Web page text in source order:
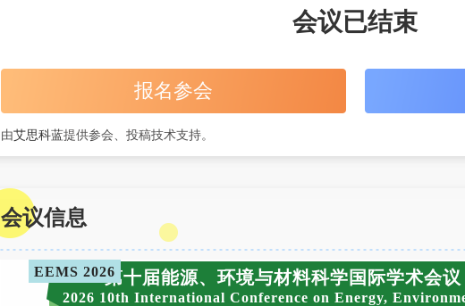
会议已结束
报名参会
由艾思科蓝提供参会、投稿技术支持。
会议信息
EEMS 2026第十届能源、环境与材料科学国际学术会议
2026 10th International Conference on Energy,